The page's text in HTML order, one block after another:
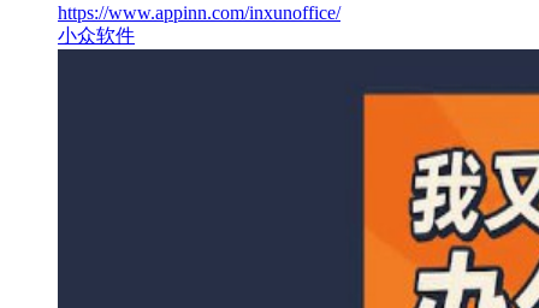
https://www.appinn.com/inxunoffice/
小众软件